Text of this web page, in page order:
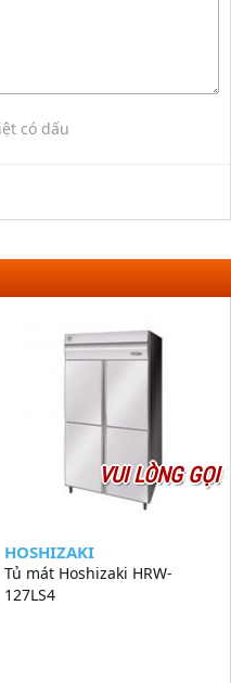
có dấu
VUI LÒNG GỌI
HOSHIZAKI
Tủ mát Hoshizaki HRW-
127LS4